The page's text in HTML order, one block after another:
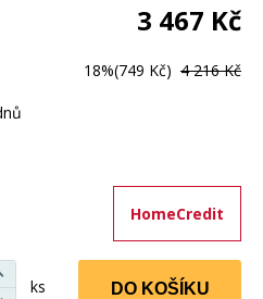
3 467 Kč
18%(749 Kč) 4 216 Kč
HomeCredit
ks DO KOŠÍKU